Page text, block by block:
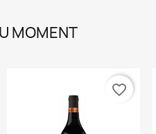
MOMENT
favorite_border